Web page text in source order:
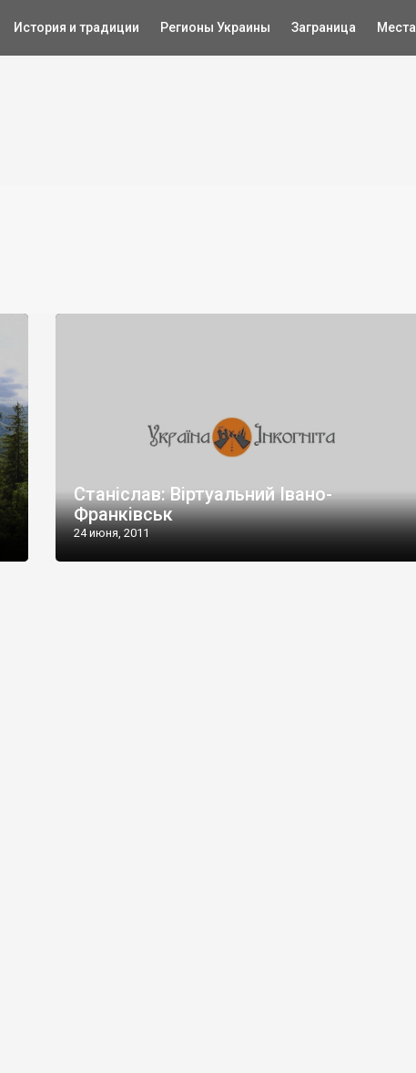
История и традиции Регионы Украины Заграница Места
Станіслав: Віртуальний Івано-
Франківськ
24 июня, 2011